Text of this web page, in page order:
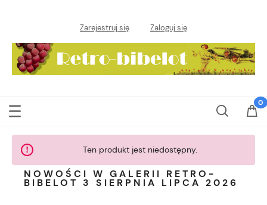
Zarejestruj się Zaloguj się
Ten produkt jest niedostępny.
NOWOŚCI W GALERII RETRO-
BIBELOT 3 SIERPNIA LIPCA 2026